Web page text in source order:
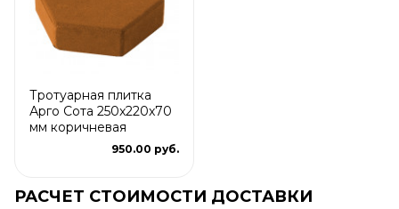
Тротуарная плитка
Арго Сота 250x220x70
мм коричневая
950.00 руб.
РАСЧЕТ СТОИМОСТИ ДОСТАВКИ